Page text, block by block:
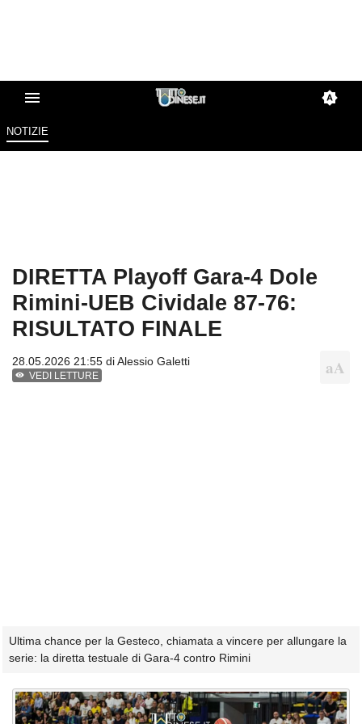
NOTIZIE
DIRETTA Playoff Gara-4 Dole
Rimini-UEB Cividale 87-76:
RISULTATO FINALE
28.05.2026 21:55 diAlessio Galetti
VEDI LETTURE
Ultima chance per la Gesteco, chiamata a vincere per allungare la
serie: la diretta testuale di Gara-4 contro Rimini